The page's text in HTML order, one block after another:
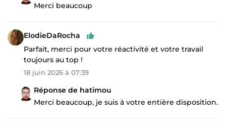
Merci beaucoup
ElodieDaRocha
Parfait, merci pour votre réactivité et votre travail
toujours au top !
18 juin 2026 à 07:39
Réponse de hatimou
Merci beaucoup, je suis à votre entière disposition.